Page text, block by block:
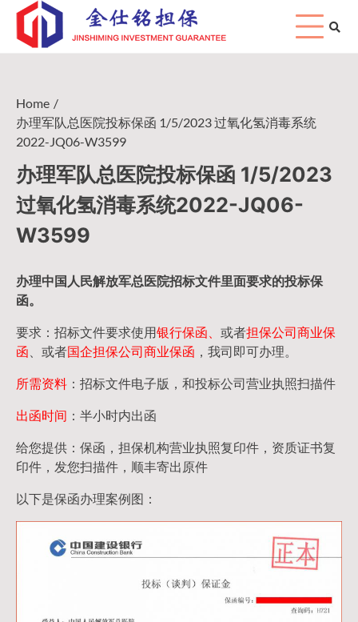
Skip
content
Home
办理军队总医院投标保函 1/5/2023 过氧化氢消毒系统
2022-JQ06-W3599
办理军队总医院投标保函 1/5/2023
过氧化氢消毒系统2022-JQ06-
W3599
办理中国人民解放军总医院招标文件里面要求的投标保
函。
要求：招标文件要求使用银行保函、 或者担保公司商业保
函 、或者国企担保公司商业保函 ，我司即可办理。
所需资料 ：招标文件电子版，和投标公司营业执照扫描件
出函时间 ：半小时内出函
给您提供：保函，担保机构营业执照复印件，资质证书复
印件，发您扫描件，顺丰寄出原件
以下是保函办理案例图：